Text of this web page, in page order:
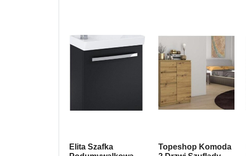
Elita Szafka
Topeshop Komoda